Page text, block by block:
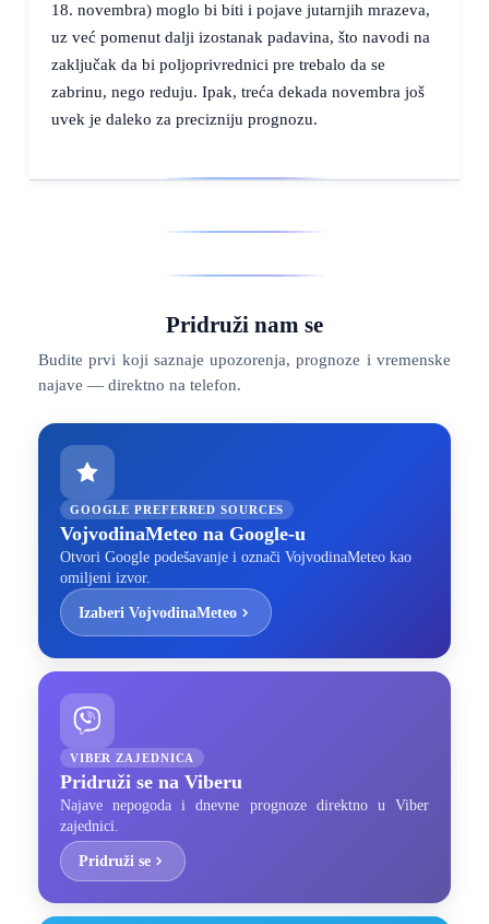
18. novembra) moglo bi biti i pojave jutarnjih mrazeva,
uz već pomenut dalji izostanak padavina, što navodi na
zaključak da bi poljoprivrednici pre trebalo da se
zabrinu, nego reduju. Ipak, treća dekada novembra još
uvek je daleko za precizniju prognozu.
Pridruži nam se
Budite prvi koji saznaje upozorenja, prognoze i vremenske
najave — direktno na telefon.
GOOGLE PREFERRED SOURCES
VojvodinaMeteo na Google-u
Otvori Google podešavanje i označi VojvodinaMeteo kao
omiljeni izvor.
Izaberi VojvodinaMeteo
VIBER ZAJEDNICA
Pridruži se na Viberu
Najave nepogoda i dnevne prognoze direktno u Viber
zajednici.
Pridruži se